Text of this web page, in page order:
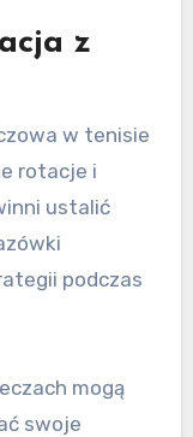
z
w tenisie
rotacje i
ustalić
podczas
mogą
swoje